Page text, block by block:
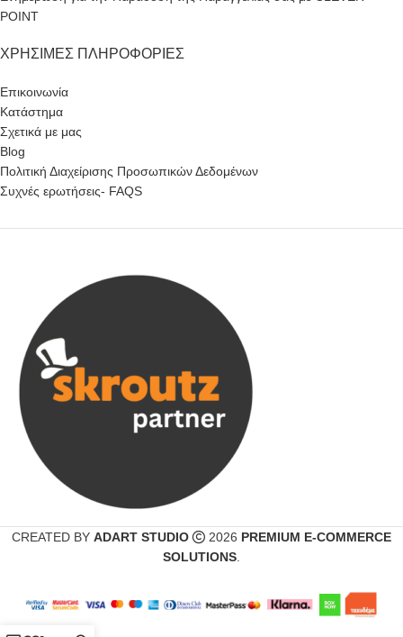
POINT
ΧΡΉΣΙΜΕΣ ΠΛΗΡΟΦΟΡΊΕΣ
Επικοινωνία
Κατάστημα
Σχετικά με μας
Blog
Πολιτική Διαχείρισης Προσωπικών Δεδομένων
Συχνές ερωτήσεις- FAQS
CREATED BY ADART STUDIO 2026 PREMIUM E-COMMERCE
SOLUTIONS.